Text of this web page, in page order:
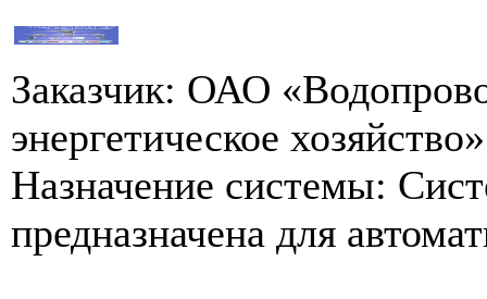
Заказчик: ОАО
энергетическое
Назначение системы:
предназначена для